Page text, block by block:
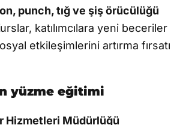
punch, tığ ve şiş örücülüğü
katılımcılara yeni beceriler
etkileşimlerini artırma fırsatı
yüzme eğitimi
Hizmetleri Müdürlüğü